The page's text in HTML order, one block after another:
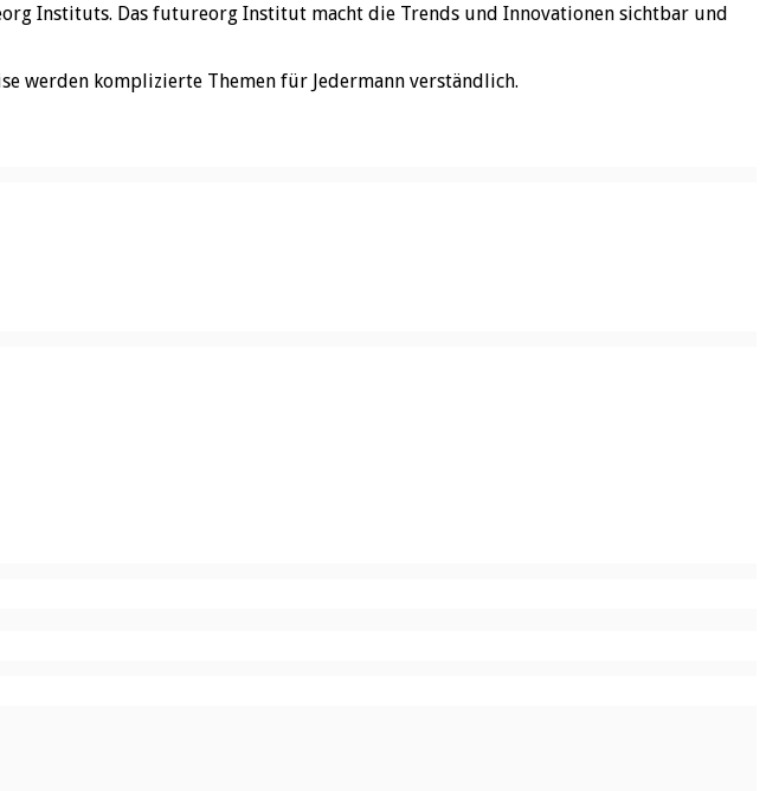
Instituts. Das futureorg Institut macht die Trends und Innovationen sichtbar und
werden komplizierte Themen für Jedermann verständlich.